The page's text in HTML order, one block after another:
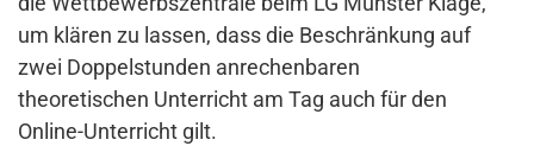
um klären zu lassen, dass die Beschränkung auf
zwei Doppelstunden anrechenbaren
theoretischen Unterricht am Tag auch für den
Online-Unterricht gilt.